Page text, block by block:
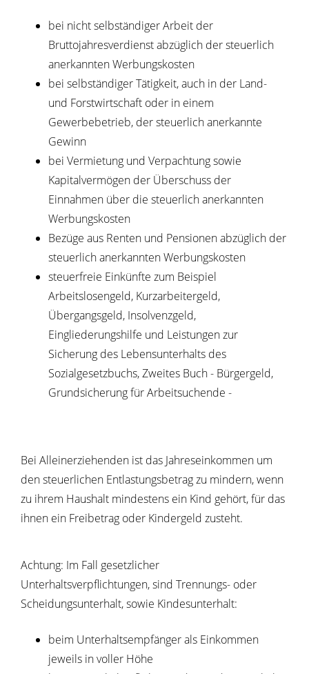
bei nicht selbständiger Arbeit der
Bruttojahresverdienst abzüglich der steuerlich
anerkannten Werbungskosten
bei selbständiger Tätigkeit, auch in der Land-
und Forstwirtschaft oder in einem
Gewerbebetrieb, der steuerlich anerkannte
Gewinn
bei Vermietung und Verpachtung sowie
Kapitalvermögen der Überschuss der
Einnahmen über die steuerlich anerkannten
Werbungskosten
Bezüge aus Renten und Pensionen abzüglich der
steuerlich anerkannten Werbungskosten
steuerfreie Einkünfte zum Beispiel
Arbeitslosengeld, Kurzarbeitergeld,
Übergangsgeld, Insolvenzgeld,
Eingliederungshilfe und Leistungen zur
Sicherung des Lebensunterhalts des
Sozialgesetzbuchs, Zweites Buch - Bürgergeld,
Grundsicherung für Arbeitsuchende -
Bei Alleinerziehenden ist das Jahreseinkommen um
den steuerlichen Entlastungsbetrag zu mindern, wenn
zu ihrem Haushalt mindestens ein Kind gehört, für das
ihnen ein Freibetrag oder Kindergeld zusteht.
Achtung: Im Fall gesetzlicher
Unterhaltsverpflichtungen, sind Trennungs- oder
Scheidungsunterhalt, sowie Kindesunterhalt:
beim Unterhaltsempfänger als Einkommen
jeweils in voller Höhe